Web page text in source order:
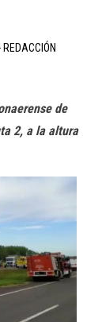
de
2, a la altura